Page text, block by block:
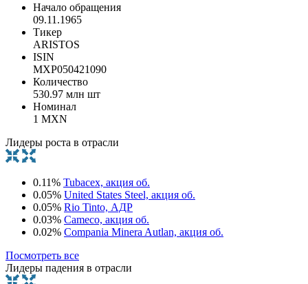
Начало обращения
09.11.1965
Тикер
ARISTOS
ISIN
MXP050421090
Количество
530.97 млн шт
Номинал
1 MXN
Лидеры роста в отрасли
0.11% Tubacex, акция об.
0.05% United States Steel, акция об.
0.05% Rio Tinto, АДР
0.03% Cameco, акция об.
0.02% Compania Minera Autlan, акция об.
Посмотреть все
Лидеры падения в отрасли